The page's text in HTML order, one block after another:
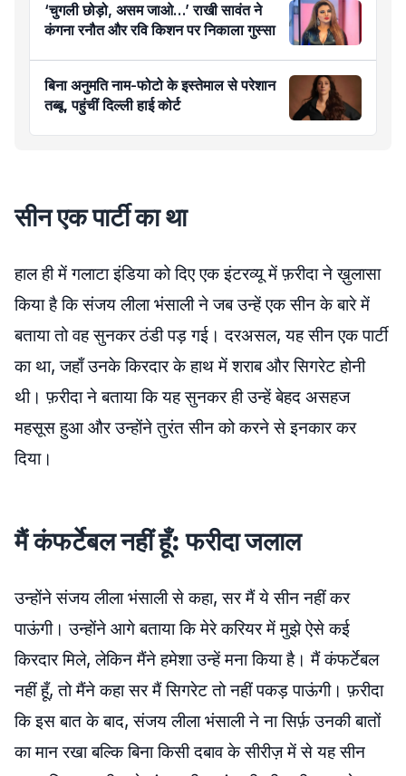
‘चुगली छोड़ो, असम जाओ…’ राखी सावंत ने
कंगना रनौत और रवि किशन पर निकाला गुस्सा
बिना अनुमति नाम-फोटो के इस्तेमाल से परेशान
तब्बू, पहुंचीं दिल्ली हाई कोर्ट
सीन एक पार्टी का था
हाल ही में गलाटा इंडिया को दिए एक इंटरव्यू में फ़रीदा ने ख़ुलासा
किया है कि संजय लीला भंसाली ने जब उन्हें एक सीन के बारे में
बताया तो वह सुनकर ठंडी पड़ गई। दरअसल, यह सीन एक पार्टी
का था, जहाँ उनके किरदार के हाथ में शराब और सिगरेट होनी
थी। फ़रीदा ने बताया कि यह सुनकर ही उन्हें बेहद असहज
महसूस हुआ और उन्होंने तुरंत सीन को करने से इनकार कर
दिया।
मैं कंफर्टेबल नहीं हूँ: फरीदा जलाल
उन्होंने संजय लीला भंसाली से कहा, सर मैं ये सीन नहीं कर
पाऊंगी। उन्होंने आगे बताया कि मेरे करियर में मुझे ऐसे कई
किरदार मिले, लेकिन मैंने हमेशा उन्हें मना किया है। मैं कंफर्टेबल
नहीं हूँ, तो मैंने कहा सर मैं सिगरेट तो नहीं पकड़ पाऊंगी। फ़रीदा
कि इस बात के बाद, संजय लीला भंसाली ने ना सिर्फ़ उनकी बातों
का मान रखा बल्कि बिना किसी दबाव के सीरीज़ में से यह सीन